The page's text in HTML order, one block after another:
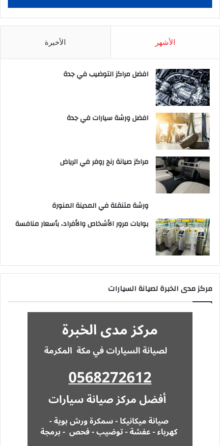
الأشهر الأخيرة
افضل مراكز التوضيب في جدة
افضل ورشة سيارات في جدة
مراكز صيانة رنج روفر في الرياض
ورشة متنقلة في المدينة المنورة
بوابات مرور الأشخاص والأفراد، بأسعار منافسة
مركز مدى الخبرة لصيانة السيارات